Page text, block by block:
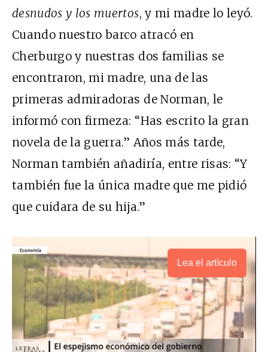
desnudos y los muertos, y mi madre lo leyó.
Cuando nuestro barco atracó en
Cherburgo y nuestras dos familias se
encontraron, mi madre, una de las
primeras admiradoras de Norman, le
informó con firmeza: “Has escrito la gran
novela de la guerra.” Años más tarde,
Norman también añadiría, entre risas: “Y
también fue la única madre que me pidió
que cuidara de su hija.”
Lea el artículo